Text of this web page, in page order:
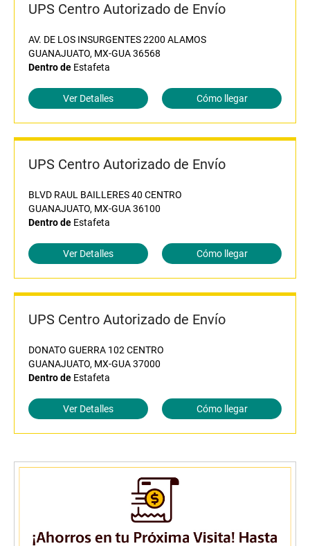
UPS Centro Autorizado de Envío
AV. DE LOS INSURGENTES 2200 ALAMOS
GUANAJUATO, MX-GUA 36568
Dentro de Estafeta
Ver Detalles Cómo llegar
UPS Centro Autorizado de Envío
BLVD RAUL BAILLERES 40 CENTRO
GUANAJUATO, MX-GUA 36100
Dentro de Estafeta
Ver Detalles Cómo llegar
UPS Centro Autorizado de Envío
DONATO GUERRA 102 CENTRO
GUANAJUATO, MX-GUA 37000
Dentro de Estafeta
Ver Detalles Cómo llegar